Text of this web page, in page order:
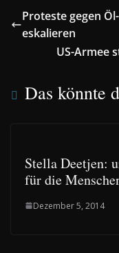
Proteste gegen
eskalieren
US-Armee
Das könnte
Stella Deetjen:
für die
Dezember 5, 2014